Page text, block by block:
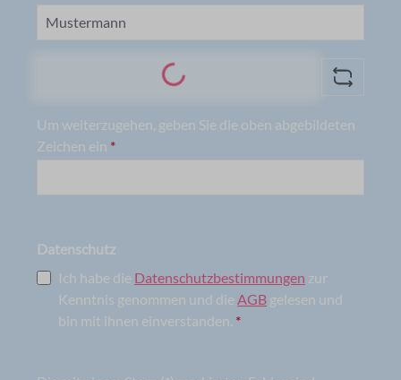
Loading...
Um weiterzugehen, geben Sie die oben abgebildeten
Zeichen ein *
Datenschutz
Ich habe die Datenschutzbestimmungen zur
Kenntnis genommen und die AGB gelesen und
bin mit ihnen einverstanden. *